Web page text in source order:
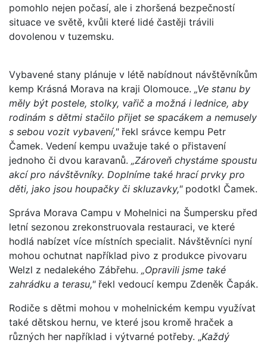
pomohlo nejen počasí, ale i zhoršená bezpečností
situace ve světě, kvůli které lidé častěji trávili
dovolenou v tuzemsku.
Vybavené stany plánuje v létě nabídnout návštěvníkům
kemp Krásná Morava na kraji Olomouce. „Ve stanu by
měly být postele, stolky, vařič a možná i lednice, aby
rodinám s dětmi stačilo přijet se spacákem a nemusely
s sebou vozit vybavení,"řekl srávce kempu Petr
Čamek. Vedení kempu uvažuje také o přistavení
jednoho či dvou karavanů. „Zároveň chystáme spoustu
akcí pro návštěvníky. Doplníme také hrací prvky pro
děti, jako jsou houpačky či skluzavky," podotkl Čamek.
Správa Morava Campu v Mohelnici na Šumpersku před
letní sezonou zrekonstruovala restauraci, ve které
hodlá nabízet více místních specialit. Návštěvníci nyní
mohou ochutnat například pivo z produkce pivovaru
Welzl z nedalekého Zábřehu. „Opravili jsme také
zahrádku a terasu," řekl vedoucí kempu Zdeněk Čapák.
Rodiče s dětmi mohou v mohelnickém kempu využívat
také dětskou hernu, ve které jsou kromě hraček a
různých her například i výtvarné potřeby. „Každý